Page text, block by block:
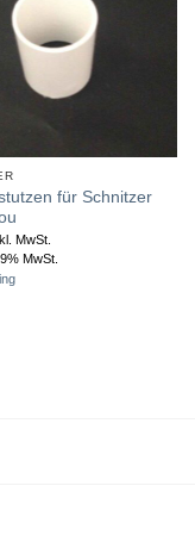
für Schnitzer
MwSt.
MwSt.